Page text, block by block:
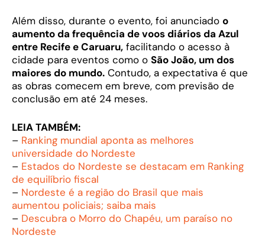
Além disso, durante o evento, foi anunciado o
aumento da frequência de voos diários da Azul
entre Recife e Caruaru, facilitando o acesso à
cidade para eventos como o São João, um dos
maiores do mundo. Contudo, a expectativa é que
as obras comecem em breve, com previsão de
conclusão em até 24 meses.
LEIA TAMBÉM:
– Ranking mundial aponta as melhores
universidade do Nordeste
– Estados do Nordeste se destacam em Ranking
de equilíbrio fiscal
– Nordeste é a região do Brasil que mais
aumentou policiais; saiba mais
– Descubra o Morro do Chapéu, um paraíso no
Nordeste